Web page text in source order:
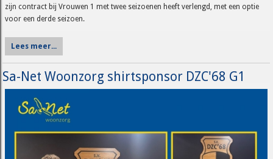
zijn contract bij Vrouwen 1 met twee seizoenen heeft verlengd, met een optie
voor een derde seizoen.
Lees meer...
Sa-Net Woonzorg shirtsponsor DZC'68 G1